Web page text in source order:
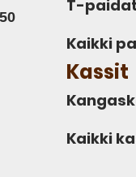
T-paidat
Kaikki
Kassit
Kaikki